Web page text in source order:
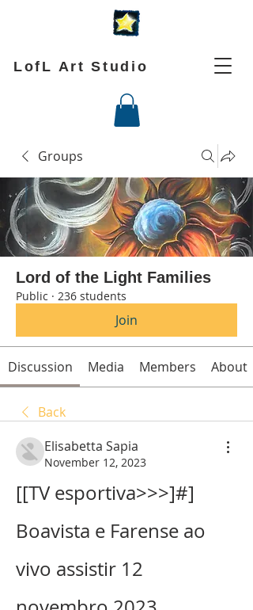
LofL Art Studio
Groups
Lord of the Light Families
Public · 236 students
Join
Discussion Media Members About
Back
Elisabetta Sapia
November 12, 2023
[[TV esportiva>>>]#]
Boavista e Farense ao
vivo assistir 12